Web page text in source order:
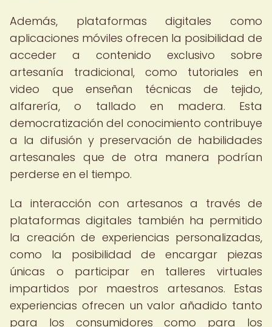
Además, plataformas digitales como
aplicaciones móviles ofrecen la posibilidad de
acceder a contenido exclusivo sobre
artesanía tradicional, como tutoriales en
video que enseñan técnicas de tejido,
alfarería, o tallado en madera. Esta
democratización del conocimiento contribuye
a la difusión y preservación de habilidades
artesanales que de otra manera podrían
perderse en el tiempo.
La interacción con artesanos a través de
plataformas digitales también ha permitido
la creación de experiencias personalizadas,
como la posibilidad de encargar piezas
únicas o participar en talleres virtuales
impartidos por maestros artesanos. Estas
experiencias ofrecen un valor añadido tanto
para los consumidores como para los